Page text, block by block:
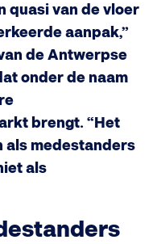
quasi van de vloer
aanpak,”
de Antwerpse
onder de naam
brengt. “Het
medestanders
als